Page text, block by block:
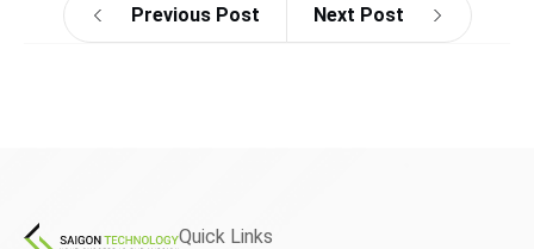
Previous Post Next Post
Quick Links